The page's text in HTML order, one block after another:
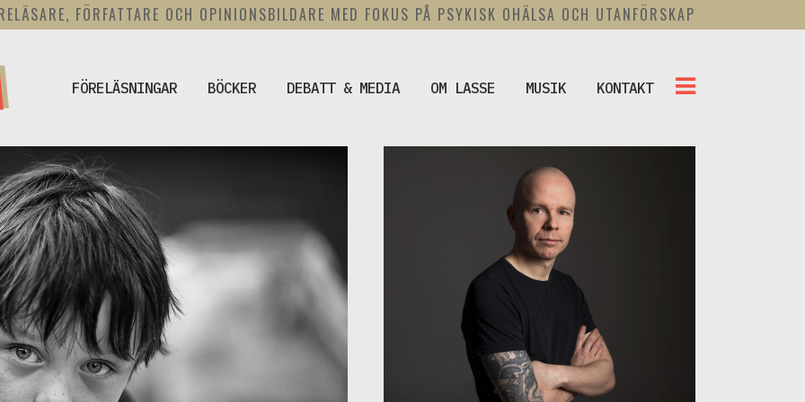
FÖRFATTARE OCH OPINIONSBILDARE MED FOKUS PÅ PSYKISK OHÄLSA OCH UTANFÖRSKAP
FÖRELÄSNINGAR BÖCKER DEBATT & MEDIA OM LASSE MUSIK KONTAKT